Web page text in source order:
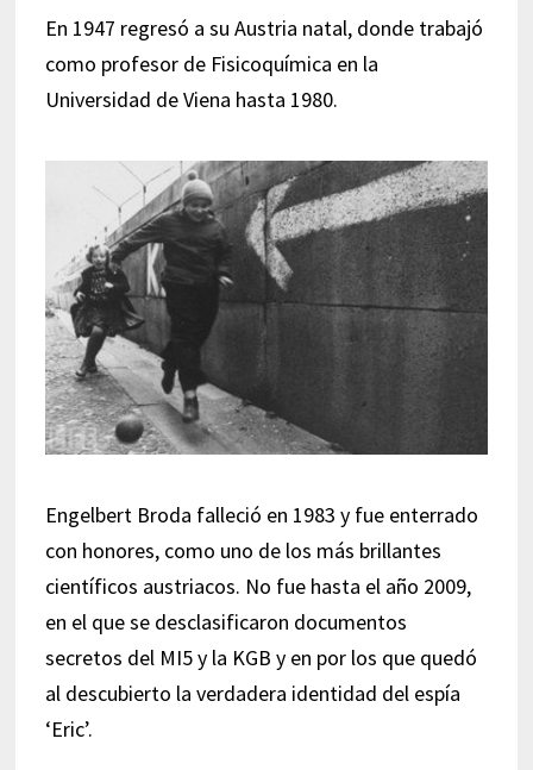
En 1947 regresó a su Austria natal, donde trabajó
como profesor de Fisicoquímica en la
Universidad de Viena hasta 1980.
Engelbert Broda falleció en 1983 y fue enterrado
con honores, como uno de los más brillantes
científicos austriacos. No fue hasta el año 2009,
en el que se desclasificaron documentos
secretos del MI5 y la KGB y en por los que quedó
al descubierto la verdadera identidad del espía
‘Eric’.